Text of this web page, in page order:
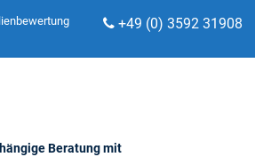
+49 (0) 3592 31908
Beratung mit